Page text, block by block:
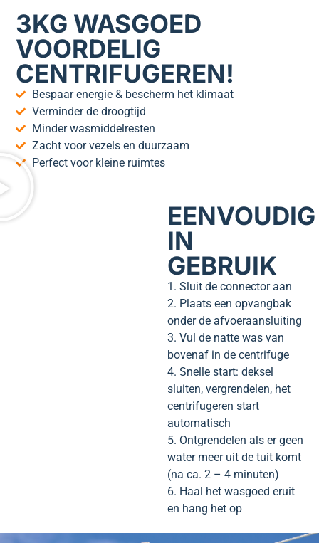
3KG WASGOED
VOORDELIG
CENTRIFUGEREN!
Bespaar energie & bescherm het klimaat
Verminder de droogtijd
Minder wasmiddelresten
Zacht voor vezels en duurzaam
Perfect voor kleine ruimtes
EENVOUDIG
IN
GEBRUIK
1. Sluit de connector aan
2. Plaats een opvangbak
onder de afvoeraansluiting
3. Vul de natte was van
bovenaf in de centrifuge
4. Snelle start: deksel
sluiten, vergrendelen, het
centrifugeren start
automatisch
5. Ontgrendelen als er geen
water meer uit de tuit komt
(na ca. 2 – 4 minuten)
6. Haal het wasgoed eruit
en hang het op